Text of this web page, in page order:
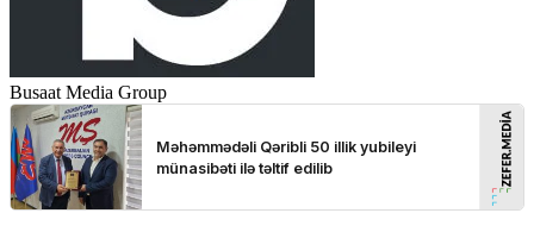
Busaat Media Group